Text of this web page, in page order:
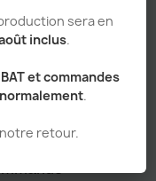
sera en
inclus.
et commandes
.
retour.
particuliers